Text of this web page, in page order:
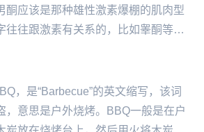
酮应该是那种雄性激素爆棚的肌肉型
往往跟激素有关系的，比如睾酮等。
，是“Barbecue”的英文缩写，该词
，意思是户外烧烤。BBQ一般是在户